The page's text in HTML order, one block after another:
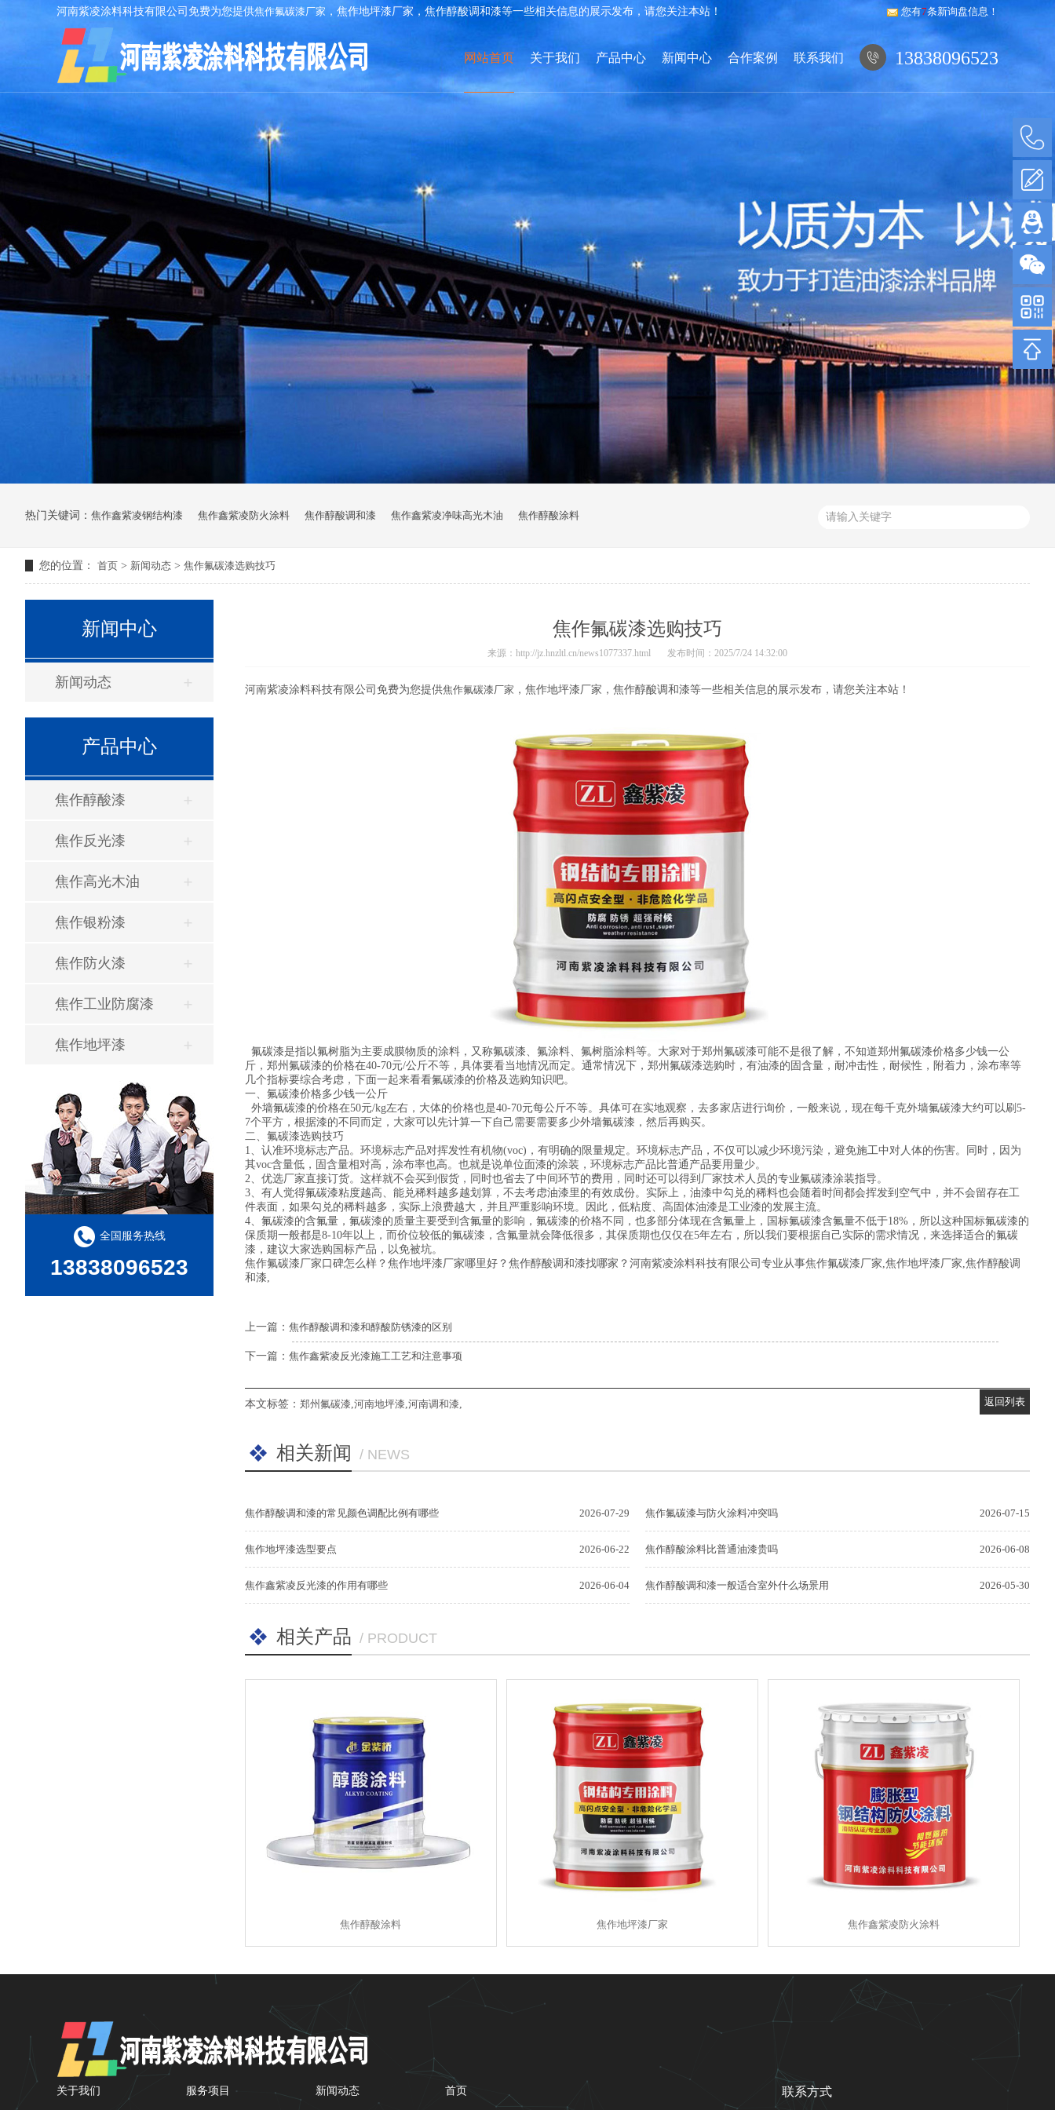
河南紫凌涂料科技有限公司免费为您提供焦作氟碳漆厂家 ，焦作地坪漆厂家，焦作醇酸调和漆等一些相关信息的展示发布，请您关注本站！ 您有7条新询盘信息！
网站首页 关于我们 产品中心 新闻中心 合作案例 联系我们  13838096523
热门关键词： 焦作鑫紫凌钢结构漆 焦作鑫紫凌防火涂料 焦作醇酸调和漆 焦作鑫紫凌净味高光木油 焦作醇酸涂料
您的位置： 首页 > 新闻动态 > 焦作氟碳漆选购技巧
新闻中心
新闻动态
产品中心
焦作醇酸漆
焦作反光漆
焦作高光木油
焦作银粉漆
焦作防火漆
焦作工业防腐漆
焦作地坪漆
全国服务热线
13838096523
焦作氟碳漆选购技巧
来源：http://jz.hnzltl.cn/news1077337.html 发布时间：2025/7/24 14:32:00
河南紫凌涂料科技有限公司免费为您提供焦作氟碳漆厂家 ，焦作地坪漆厂家，焦作醇酸调和漆等一些相关信息的展示发布，请您关注本站！
氟碳漆是指以氟树脂为主要成膜物质的涂料，又称氟碳漆、氟涂料、氟树脂涂料等。大家对于郑州氟碳漆可能不是很了解，不知道郑州氟碳漆价格多少钱一公
斤，郑州氟碳漆的价格在40-70元/公斤不等，具体要看当地情况而定。通常情况下，郑州氟碳漆选购时，有油漆的固含量，耐冲击性，耐候性，附着力，涂布率等
几个指标要综合考虑，下面一起来看看氟碳漆的价格及选购知识吧。
一、氟碳漆价格多少钱一公斤
外墙氟碳漆的价格在50元/kg左右，大体的价格也是40-70元每公斤不等。具体可在实地观察，去多家店进行询价，一般来说，现在每千克外墙氟碳漆大约可以刷5-
7个平方，根据漆的不同而定，大家可以先计算一下自己需要需要多少外墙氟碳漆，然后再购买。
二、氟碳漆选购技巧
1、认准环境标志产品。环境标志产品对挥发性有机物(voc)，有明确的限量规定。环境标志产品，不仅可以减少环境污染，避免施工中对人体的伤害。同时，因为
其voc含量低，固含量相对高，涂布率也高。也就是说单位面漆的涂装，环境标志产品比普通产品要用量少。
2、优选厂家直接订货。这样就不会买到假货，同时也省去了中间环节的费用，同时还可以得到厂家技术人员的专业氟碳漆涂装指导。
3、有人觉得氟碳漆粘度越高、能兑稀料越多越划算，不去考虑油漆里的有效成份。实际上，油漆中勾兑的稀料也会随着时间都会挥发到空气中，并不会留存在工
件表面，如果勾兑的稀料越多，实际上浪费越大，并且严重影响环境。因此，低粘度、高固体油漆是工业漆的发展主流。
4、氟碳漆的含氟量，氟碳漆的质量主要受到含氟量的影响，氟碳漆的价格不同，也多部分体现在含氟量上，国标氟碳漆含氟量不低于18%，所以这种国标氟碳漆的
保质期一般都是8-10年以上，而价位较低的氟碳漆，含氟量就会降低很多，其保质期也仅仅在5年左右，所以我们要根据自己实际的需求情况，来选择适合的氟碳
漆，建议大家选购国标产品，以免被坑。
焦作氟碳漆厂家口碑怎么样？焦作地坪漆厂家哪里好？焦作醇酸调和漆找哪家？河南紫凌涂料科技有限公司专业从事焦作氟碳漆厂家,焦作地坪漆厂家,焦作醇酸调
和漆,
上一篇： 焦作醇酸调和漆和醇酸防锈漆的区别
下一篇： 焦作鑫紫凌反光漆施工工艺和注意事项
返回列表
本文标签： 郑州氟碳漆,河南地坪漆,河南调和漆,
相关新闻 / NEWS
2026-07-29
焦作醇酸调和漆的常见颜色调配比例有哪些 2026-07-15
焦作氟碳漆与防火涂料冲突吗
2026-06-22
焦作地坪漆选型要点 2026-06-08
焦作醇酸涂料比普通油漆贵吗
2026-06-04
焦作鑫紫凌反光漆的作用有哪些 2026-05-30
焦作醇酸调和漆一般适合室外什么场景用
相关产品 / PRODUCT
焦作醇酸涂料 焦作地坪漆厂家 焦作鑫紫凌防火涂料
关于我们 服务项目 新闻动态 首页 联系方式